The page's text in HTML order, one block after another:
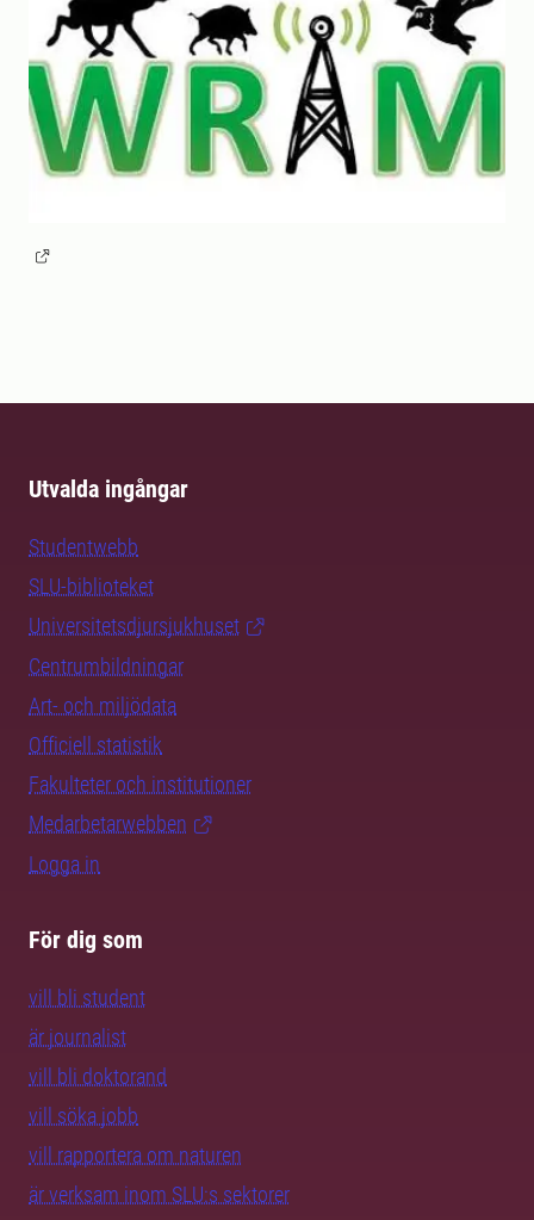
Utvalda ingångar
Studentwebb
SLU-biblioteket
Universitetsdjursjukhuset
Centrumbildningar
Art- och miljödata
Officiell statistik
Fakulteter och institutioner
Medarbetarwebben
Logga in
För dig som
vill bli student
är journalist
vill bli doktorand
vill söka jobb
vill rapportera om naturen
är verksam inom SLU:s sektorer